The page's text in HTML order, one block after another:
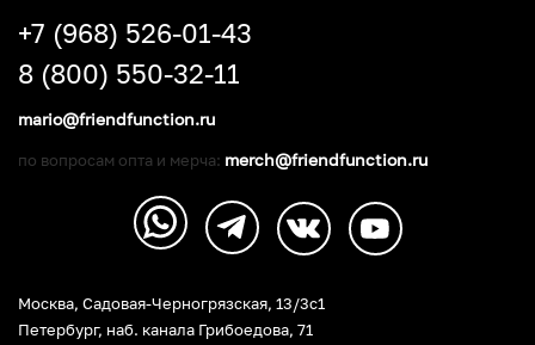
Москва, Садовая-Черногрязская, 13/3c1
Петербург, наб. канала Грибоедова, 71
+7 (968) 526-01-43
8 (800) 550-32-11
mario@friendfunction.ru
по вопросам опта и мерча: merch@friendfunction.ru